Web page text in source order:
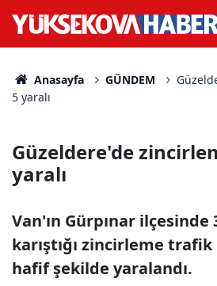
Anasayfa GÜNDEM
5 yaralı
Güzeldere'de
yaralı
Van'ın Gürpınar ilçesinde
karıştığı zincirleme trafik
hafif şekilde yaralandı.